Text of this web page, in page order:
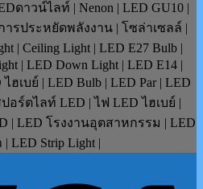
ดาวน์ไลท์ | Nenon | LED GU10 |
ารประหยัดพลังงาน | โซล่าเซลล์ |
| Ceiling Light | LED E27 Bulb |
| LED Down Light | LED E14 |
ฮเบย์ | LED Bulb | LED Par | LED
อร์ตไลท์ LED | ไฟ LED ไฮเบย์ |
| LED โรงงานอุตสาหกรรม | LED
LED Strip Light |